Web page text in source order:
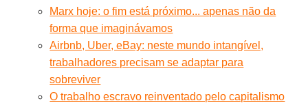
Marx hoje: o fim está próximo... apenas não da
forma que imaginávamos
Airbnb, Uber, eBay: neste mundo intangível,
trabalhadores precisam se adaptar para
sobreviver
O trabalho escravo reinventado pelo capitalismo